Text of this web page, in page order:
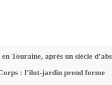
Touraine, après un siècle
: l’ïlot-jardin prend forme